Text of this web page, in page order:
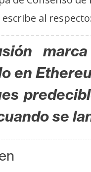
escribe al
en
se